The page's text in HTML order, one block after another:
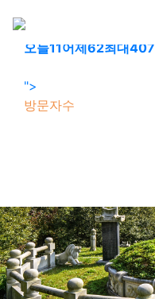
오늘11어제62최대407
">
방문자수